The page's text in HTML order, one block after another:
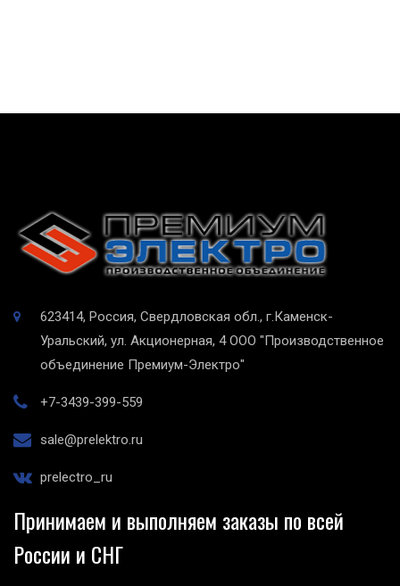
623414, Россия, Свердловская обл., г.Каменск-
Уральский, ул. Акционерная, 4 ООО "Производственное
объединение Премиум-Электро"
+7-3439-399-559
sale@prelektro.ru
prelectro_ru
Принимаем и выполняем заказы по всей
России и СНГ